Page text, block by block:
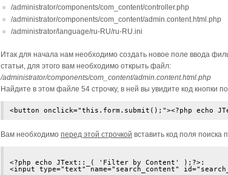
/administrator/components/com_content/controller.php
/administrator/components/com_content/admin.content.html.php
/administrator/language/ru-RU/ru-RU.ini
Итак для начала нам необходимо создать новое поле ввода
статьи, для этого вам необходимо открыть файл:
/administrator/components/com_content/admin.content.html.php
Найдите в этом файле 54 строчку, в ней вы увидите код кнопки
<button onclick="this.form.submit();"><?php echo
Вам необходимо перед этой строчкой вставить код поля поиска
<?php echo JText::_( 'Filter by Content' );?>:
<input type="text" name="search_content"